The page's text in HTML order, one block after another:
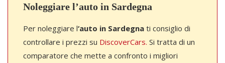
Noleggiare l’auto in Sardegna
Per noleggiare l‘auto in Sardegna ti consiglio di
controllare i prezzi su DiscoverCars. Si tratta di un
comparatore che mette a confronto i migliori